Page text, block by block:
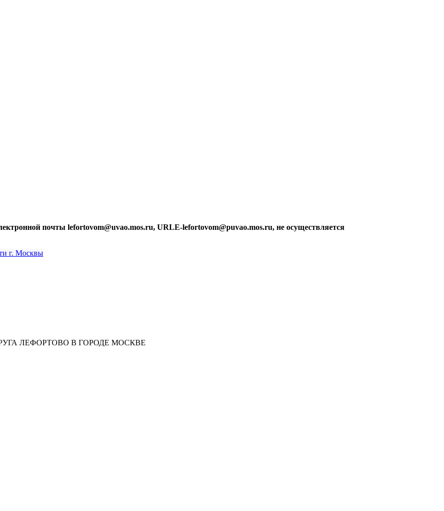
почты lefortovom@uvao.mos.ru, URLE-lefortovom@puvao.mos.ru, не осуществляется
ЛЕФОРТОВО В ГОРОДЕ МОСКВЕ